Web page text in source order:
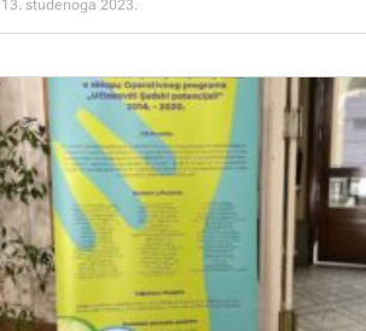
13. studenoga 2023.